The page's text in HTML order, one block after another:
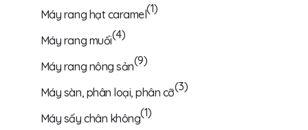
Máy rang hạt caramel(1)
Máy rang muối(4)
Máy rang nông sản(9)
Máy sàn, phân loại, phân cỡ(3)
Máy sấy chân không(1)